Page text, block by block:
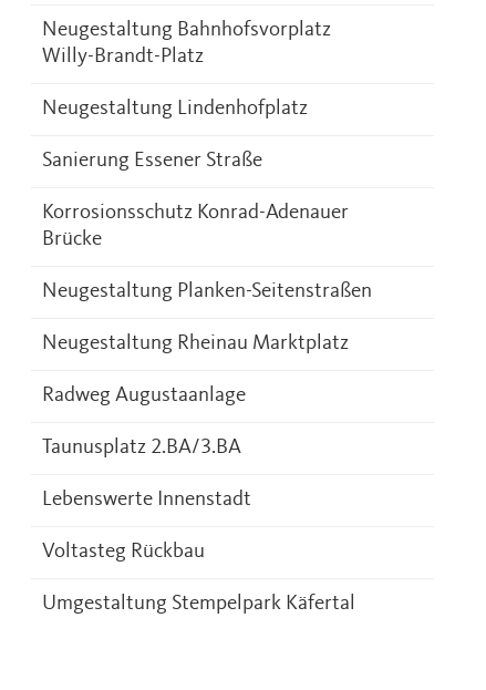
Neugestaltung Bahnhofsvorplatz
Willy-Brandt-Platz
Neugestaltung Lindenhofplatz
Sanierung Essener Straße
Korrosionsschutz Konrad-Adenauer
Brücke
Neugestaltung Planken-Seitenstraßen
Neugestaltung Rheinau Marktplatz
Radweg Augustaanlage
Taunusplatz 2.BA/3.BA
Lebenswerte Innenstadt
Voltasteg Rückbau
Umgestaltung Stempelpark Käfertal